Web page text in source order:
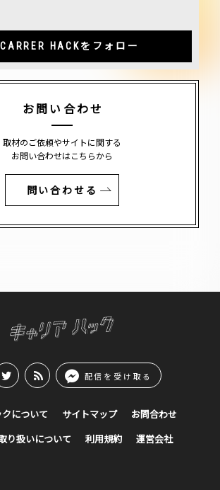
CARRER HACKをフォロー
お問い合わせ
取材のご依頼やサイトに関する
お問い合わせはこちらから
問い合わせる
配信を受け取る
について サイトマップ お問合わせ
り扱いについて 利用規約 運営会社